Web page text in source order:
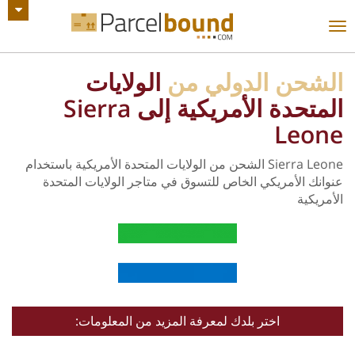
عرض جميع الإعلانات
تبديل
الشحن الدولي من الولايات
المتحدة الأمريكية إلى Sierra
Leone
Sierra Leone الشحن من الولايات المتحدة الأمريكية باستخدام
عنوانك الأمريكي الخاص للتسوق في متاجر الولايات المتحدة
الأمريكية
اختر بلدك لمعرفة المزيد من المعلومات: